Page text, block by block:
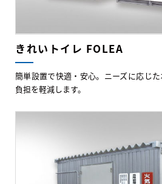
きれいトイレ FOLEA
簡単設置で快適・安心。ニーズに応じ
負担を軽減します。